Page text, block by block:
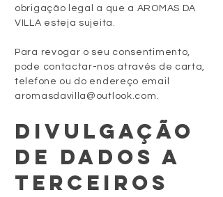
obrigação legal a que a AROMAS DA
VILLA esteja sujeita.
Para revogar o seu consentimento,
pode contactar-nos através de carta,
telefone ou do endereço email
aromasdavilla@outlook.com .
DIVULGAÇÃO
DE DADOS A
TERCEIROS